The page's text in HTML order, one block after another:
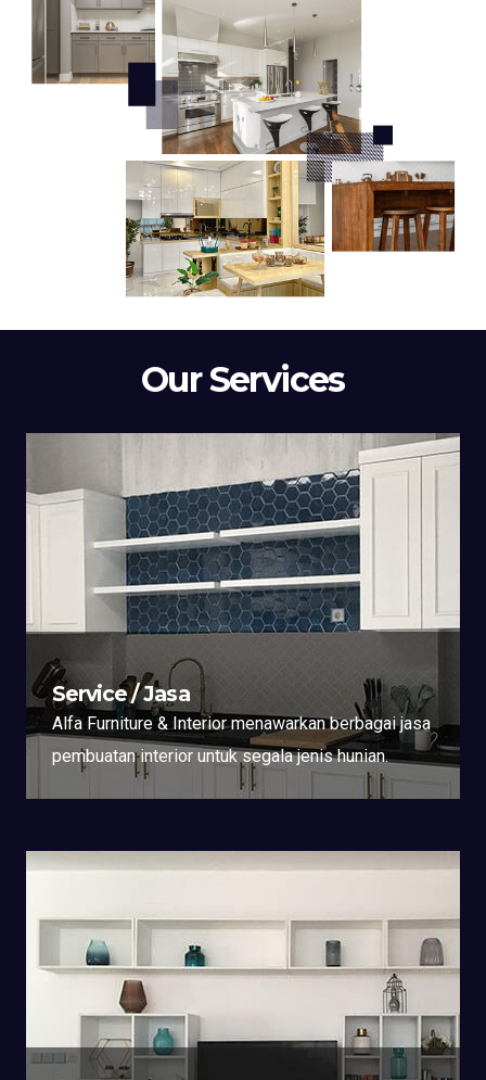
Our Services
Service / Jasa
Alfa Furniture & Interior menawarkan berbagai jasa
pembuatan interior untuk segala jenis hunian.